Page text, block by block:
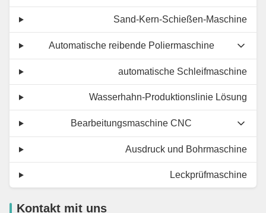
Sand-Kern-Schießen-Maschine
Automatische reibende Poliermaschine
automatische Schleifmaschine
Wasserhahn-Produktionslinie Lösung
Bearbeitungsmaschine CNC
Ausdruck und Bohrmaschine
Leckprüfmaschine
Kontakt mit uns